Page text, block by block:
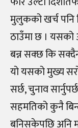
मुलुकको खर्च
ठाउँमा छ ।
बन्न सक्छ कि
यो यसको मुख्य
सर्छ, चुनाव
सहमतिको कुनै
बनिसकेपछि अनि